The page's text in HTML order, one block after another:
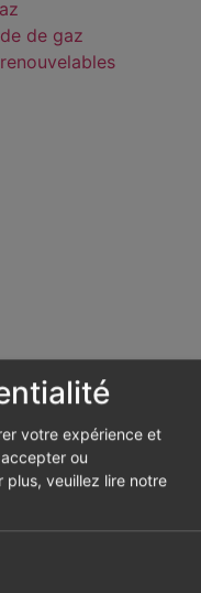
de gaz
votre expérience et
ou
plus, veuillez lire notre